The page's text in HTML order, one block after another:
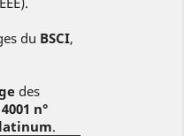
du BSCI,
des
n°
.